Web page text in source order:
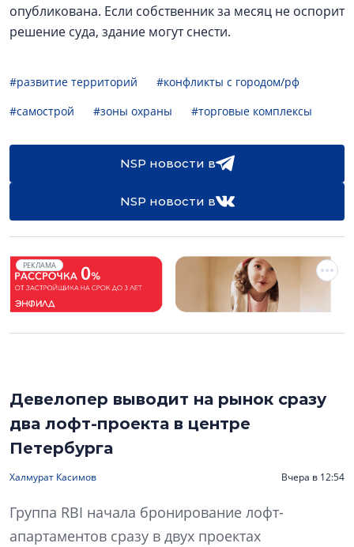
опубликована. Если собственник за месяц не оспорит
решение суда, здание могут снести.
#развитие территорий
#конфликты с городом/рф
#самострой
#зоны охраны #торговые комплексы
NSP новости в
NSP новости в
РЕКЛАМА
Девелопер выводит на рынок сразу
два лофт-проекта в центре
Петербурга
Халмурат Касимов Вчера в 12:54
Группа RBI начала бронирование лофт-
апартаментов сразу в двух проектах